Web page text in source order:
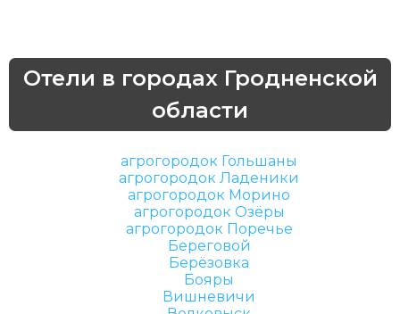
Отели в городах Гродненской
области
агрогородок Гольшаны
агрогородок Ладеники
агрогородок Морино
агрогородок Озёры
агрогородок Поречье
Береговой
Берёзовка
Бояры
Вишневичи